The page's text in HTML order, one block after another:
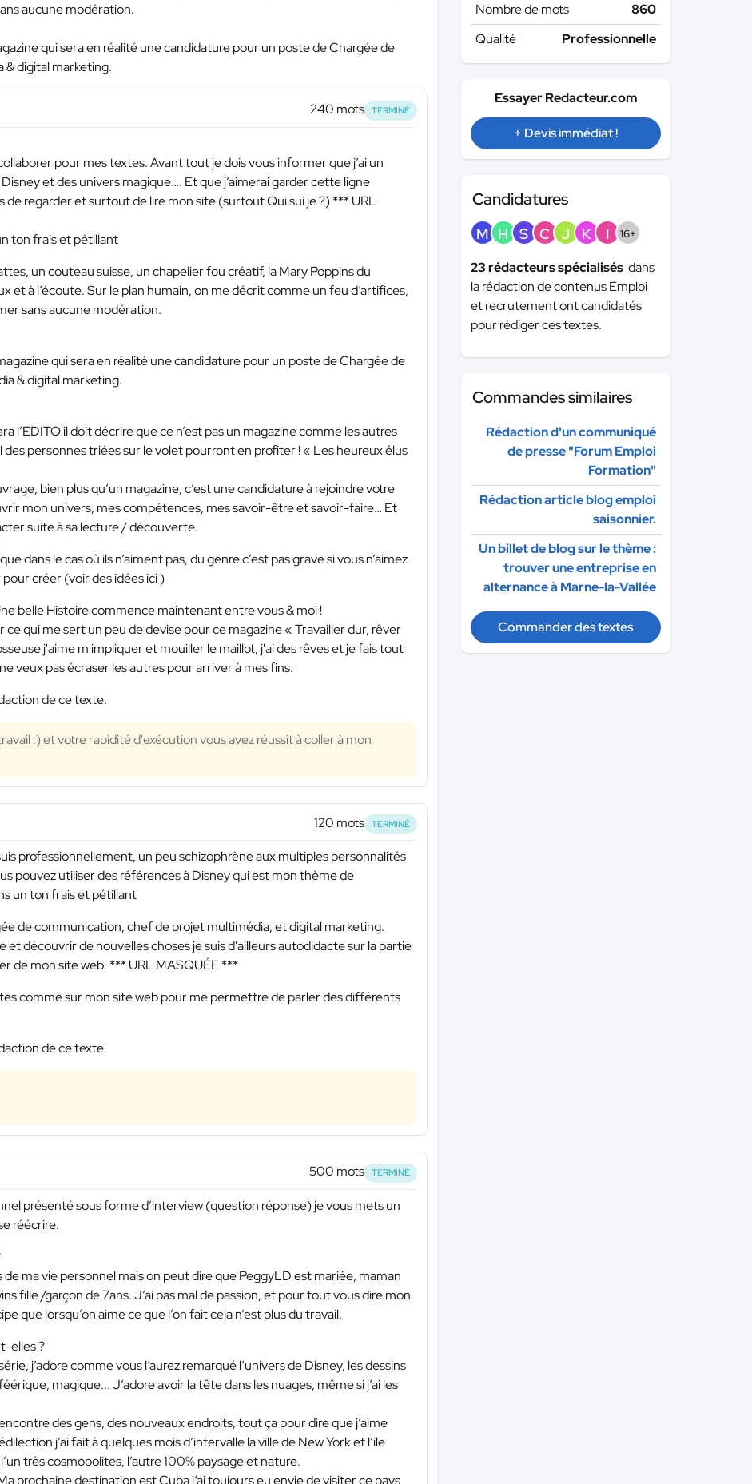
aucune modération.
qui sera en réalité une candidature pour un poste de Chargée de
digital marketing.
240 mots TERMINÉ
pour mes textes. Avant tout je dois vous informer que j’ai un
et des univers magique…. Et que j’aimerai garder cette ligne
regarder et surtout de lire mon site (surtout Qui sui je ?)*** URL
ton frais et pétillant
un couteau suisse, un chapelier fou créatif, la Mary Poppins du
et à l’écoute. Sur le plan humain, on me décrit comme un feu d’artifices,
sans aucune modération.
qui sera en réalité une candidature pour un poste de Chargée de
& digital marketing.
l’EDITO il doit décrire que ce n’est pas un magazine comme les autres
des personnes triées sur le volet pourront en profiter ! « Les heureux élus
bien plus qu’un magazine, c’est une candidature à rejoindre votre
mon univers, mes compétences, mes savoir-être et savoir-faire… Et
suite à sa lecture / découverte.
dans le cas où ils n’aiment pas, du genre c’est pas grave si vous n’aimez
créer (voir des idées ici )
belle Histoire commence maintenant entre vous & moi !
qui me sert un peu de devise pour ce magazine « Travailler dur, rêver
j'aime m'impliquer et mouiller le maillot, j'ai des rêves et je fais tout
veux pas écraser les autres pour arriver à mes fins.
de ce texte.
:) et votre rapidité d'exécution vous avez réussit à coller à mon
120 mots TERMINÉ
professionnellement, un peu schizophrène aux multiples personnalités
pouvez utiliser des références à Disney qui est mon thème de
un ton frais et pétillant
de communication, chef de projet multimédia, et digital marketing.
et découvrir de nouvelles choses je suis d'ailleurs autodidacte sur la partie
de mon site web. *** URL MASQUÉE ***
comme sur mon site web pour me permettre de parler des différents
de ce texte.
500 mots TERMINÉ
présenté sous forme d’interview (question réponse) je vous mets un
réécrire.
de ma vie personnel mais on peut dire que PeggyLD est mariée, maman
fille /garçon de 7ans. J’ai pas mal de passion, et pour tout vous dire mon
que lorsqu’on aime ce que l’on fait cela n’est plus du travail.
elles ?
j’adore comme vous l’aurez remarqué l’univers de Disney, les dessins
magique... J’adore avoir la tête dans les nuages, même si j’ai les
des gens, des nouveaux endroits, tout ça pour dire que j’aime
j’ai fait à quelques mois d’intervalle la ville de New York et l’ile
très cosmopolites, l’autre 100% paysage et nature.
prochaine destination est Cuba j’ai toujours eu envie de visiter ce pays
Nombre de mots
860
Qualité
Professionnelle
Essayer Redacteur.com
+ Devis immédiat !
Candidatures
M H S C J K I 16+
23 rédacteurs spécialisés dans
la rédaction de contenus Emploi
et recrutement ont candidatés
pour rédiger ces textes.
Commandes similaires
Rédaction d'un communiqué
de presse "Forum Emploi
Formation"
Rédaction article blog emploi
saisonnier.
Un billet de blog sur le thème :
trouver une entreprise en
alternance à Marne-la-Vallée
Commander des textes